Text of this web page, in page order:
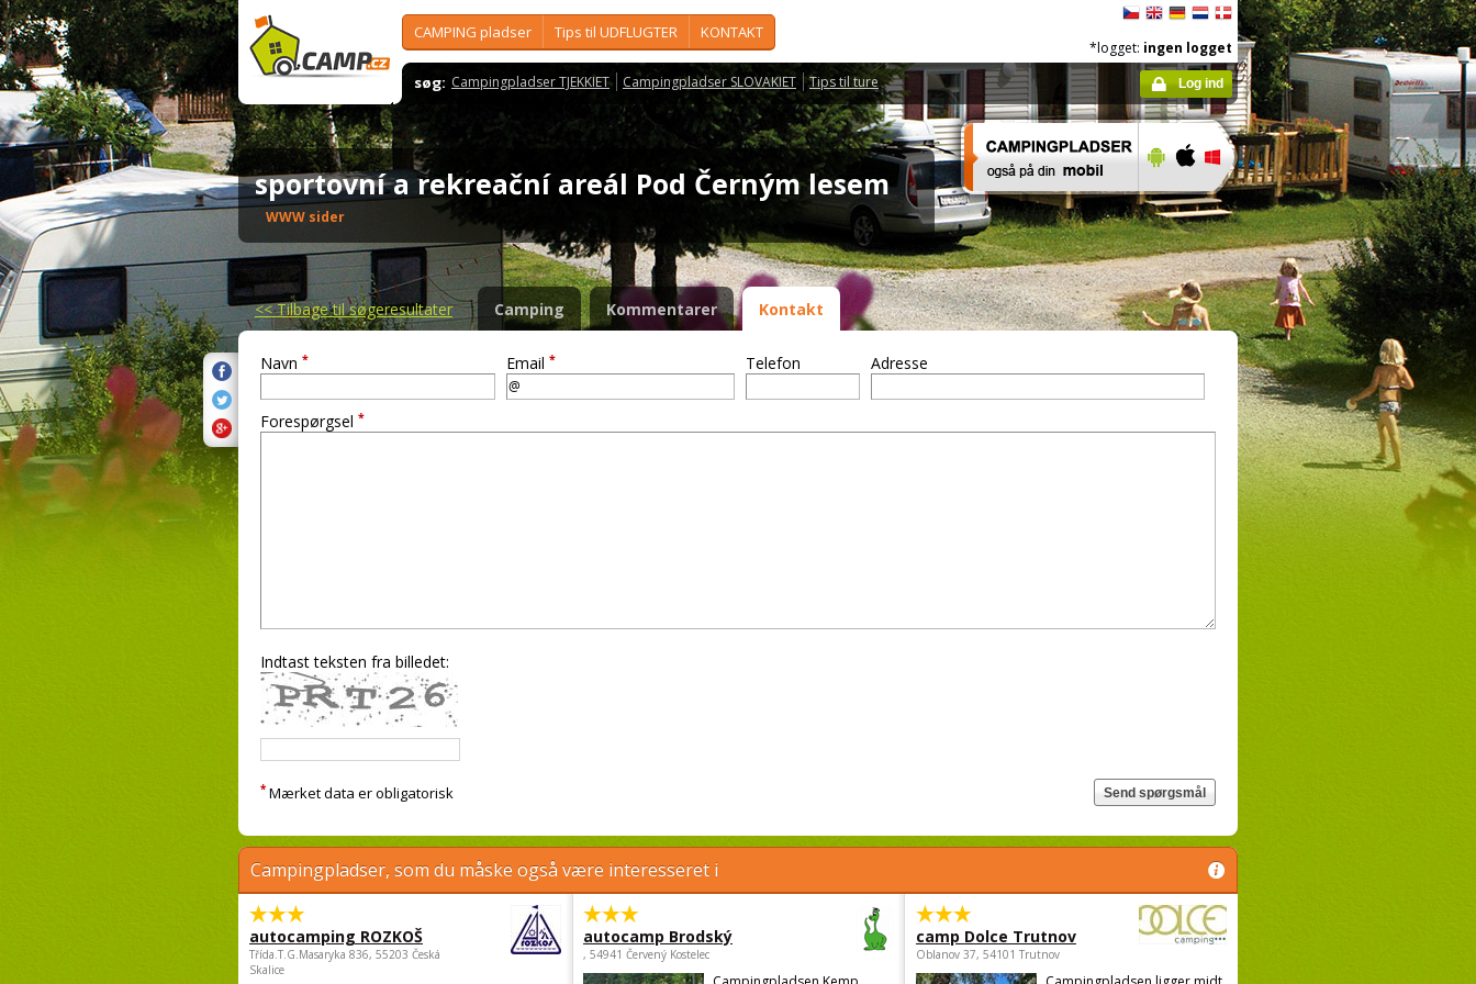
CAMPING pladser Tips til UDFLUGTER KONTAKT
søg: Campingpladser TJEKKIET Campingpladser SLOVAKIET Tips til ture
*logget: ingen logget
Log ind
sportovní a rekreační areál Pod Černým lesem
WWW sider
<<Tilbage til søgeresultater Camping Kommentarer Kontakt
Navn * Email * Telefon Adresse
Forespørgsel *
Indtast teksten fra billedet:
* Mærket data er obligatorisk
Campingpladser, som du måske også være interesseret i
autocamping ROZKOŠ
Třída.T.G.Masaryka 836, 55203 Česká
Skalice
autocamp Brodský
, 54941 Červený Kostelec
camp Dolce Trutnov
Oblanov 37, 54101 Trutnov